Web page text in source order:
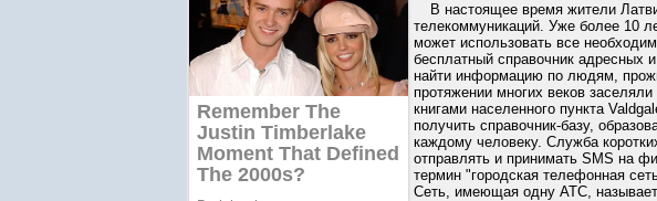
В настоящее время жители
телекоммуникаций. Уже более 10
может использовать все
бесплатный справочник адресных
найти информацию по людям,
протяжении многих веков
книгами населенного пункта
получить справочник-базу,
каждому человеку. Служба
отправлять и принимать SMS на
термин "городская телефонная
Сеть, имеющая одну АТС,